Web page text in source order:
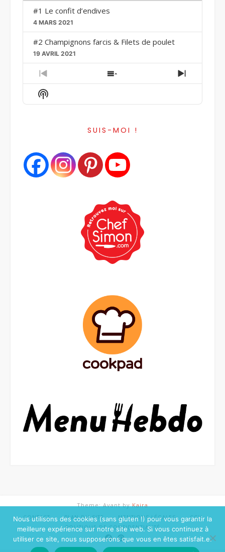
#1 Le confit d’endives
4 MARS 2021
#2 Champignons farcis & Filets de poulet
19 AVRIL 2021
Previous
Episode
Show
Episodes
Next
Episode
Show
Podcast
SUIS-MOI !
Theme: Avant byKaira
CONTACT PLAN DU SITE MENTIONS LÉGALES
CGV
POLITIQUE DE CONFIDENTIALITÉ
Nous utilisons des cookies (sans gluten !) pour vous garantir la
meilleure expérience sur notre site web. Si vous continuez à
utiliser ce site, nous supposerons que vous en êtes satisfait.e.